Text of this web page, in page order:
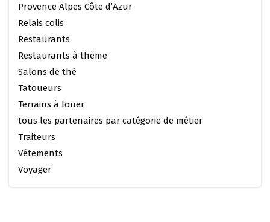
Provence Alpes Côte d’Azur
Relais colis
Restaurants
Restaurants à thème
Salons de thé
Tatoueurs
Terrains à louer
tous les partenaires par catégorie de métier
Traiteurs
Vétements
Voyager